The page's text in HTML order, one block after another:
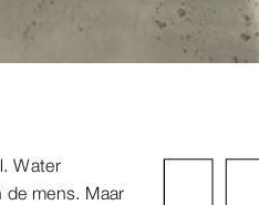
Water
mens. Maar